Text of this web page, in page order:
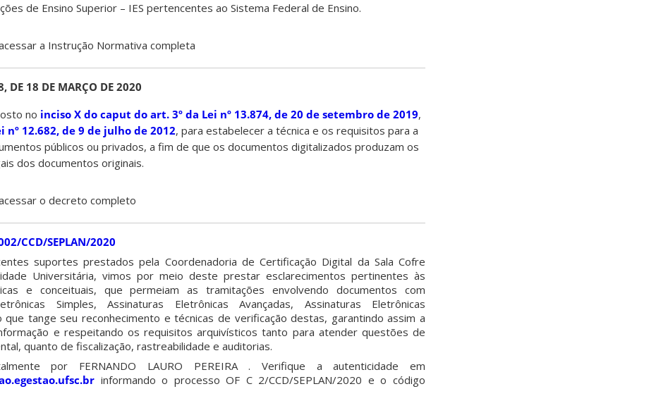
de Ensino Superior – IES pertencentes ao Sistema Federal de Ensino.
a Instrução Normativa completa
DE 18 DE MARÇO DE 2020
no inciso X do caput do art. 3º da Lei nº 13.874, de 20 de setembro de 2019,
nº 12.682, de 9 de julho de 2012, para estabelecer a técnica e os requisitos para a
públicos ou privados, a fim de que os documentos digitalizados produzam os
dos documentos originais.
o decreto completo
CCD/SEPLAN/2020
suportes prestados pela Coordenadoria de Certificação Digital da Sala Cofre
Universitária, vimos por meio deste prestar esclarecimentos pertinentes às
e conceituais, que permeiam as tramitações envolvendo documentos com
Simples, Assinaturas Eletrônicas Avançadas, Assinaturas Eletrônicas
que tange seu reconhecimento e técnicas de verificação destas, garantindo assim a
e respeitando os requisitos arquivísticos tanto para atender questões de
quanto de fiscalização, rastreabilidade e auditorias.
por FERNANDO LAURO PEREIRA . Verifique a autenticidade em
informando o processo OF C 2/CCD/SEPLAN/2020 e o código